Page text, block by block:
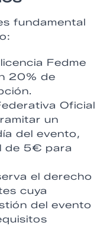
fundamental
Fedme
20% de
Oficial
un
del evento,
de 5€ para
el derecho
cuya
del evento